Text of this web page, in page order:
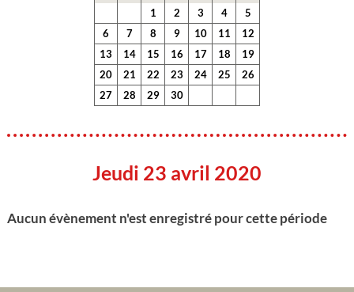
1 2 3 4
5
6
7 8 9 10 11
12
13
14 15 16 17 18
19
20
21 22 23 24 25
26
27
28 29 30
Jeudi 23 avril 2020
Aucun évènement n'est enregistré pour cette période